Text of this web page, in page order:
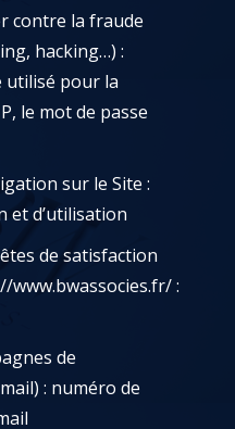
contre la fraude
hacking…) :
pour la
le mot de passe
sur le Site :
et d’utilisation
de satisfaction
www.bwassocies.fr/:
de
: numéro de